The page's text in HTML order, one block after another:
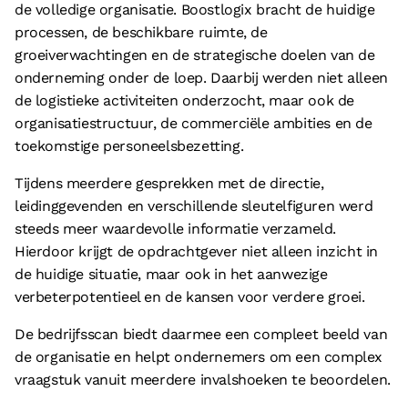
de volledige organisatie. Boostlogix bracht de huidige
processen, de beschikbare ruimte, de
groeiverwachtingen en de strategische doelen van de
onderneming onder de loep. Daarbij werden niet alleen
de logistieke activiteiten onderzocht, maar ook de
organisatiestructuur, de commerciële ambities en de
toekomstige personeelsbezetting.
Tijdens meerdere gesprekken met de directie,
leidinggevenden en verschillende sleutelfiguren werd
steeds meer waardevolle informatie verzameld.
Hierdoor krijgt de opdrachtgever niet alleen inzicht in
de huidige situatie, maar ook in het aanwezige
verbeterpotentieel en de kansen voor verdere groei.
De bedrijfsscan biedt daarmee een compleet beeld van
de organisatie en helpt ondernemers om een complex
vraagstuk vanuit meerdere invalshoeken te beoordelen.